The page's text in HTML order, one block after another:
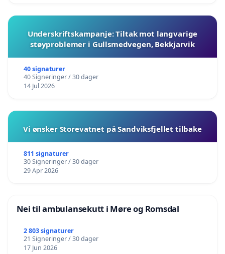
Underskriftskampanje: Tiltak mot langvarige
støyproblemer i Gullsmedvegen, Bekkjarvik
40 signaturer
40 Signeringer / 30 dager
14 Jul 2026
Vi ønsker Storevatnet på Sandviksfjellet tilbake
811 signaturer
30 Signeringer / 30 dager
29 Apr 2026
Nei til ambulansekutt i Møre og Romsdal
2 803 signaturer
21 Signeringer / 30 dager
17 Jun 2026